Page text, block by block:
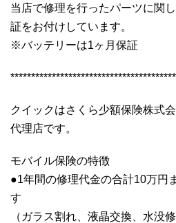
当店で修理を行ったパーツに関
証をお付けしています。
※バッテリーは1ヶ月保証
クイックはさくら少額保険株式
代理店です。
モバイル保険の特徴
●1年間の修理代金の合計10万円
す
（ガラス割れ、液晶交換、水没